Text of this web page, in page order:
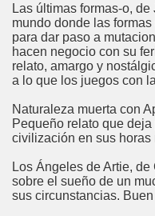
Las últimas formas-o,
mundo donde las
para dar paso a
hacen negocio con su
relato, amargo y
a lo que los juegos con
Naturaleza muerta con
Pequeño relato que
civilización en sus horas
Los Ángeles de Artie,
sobre el sueño de un
sus circunstancias.